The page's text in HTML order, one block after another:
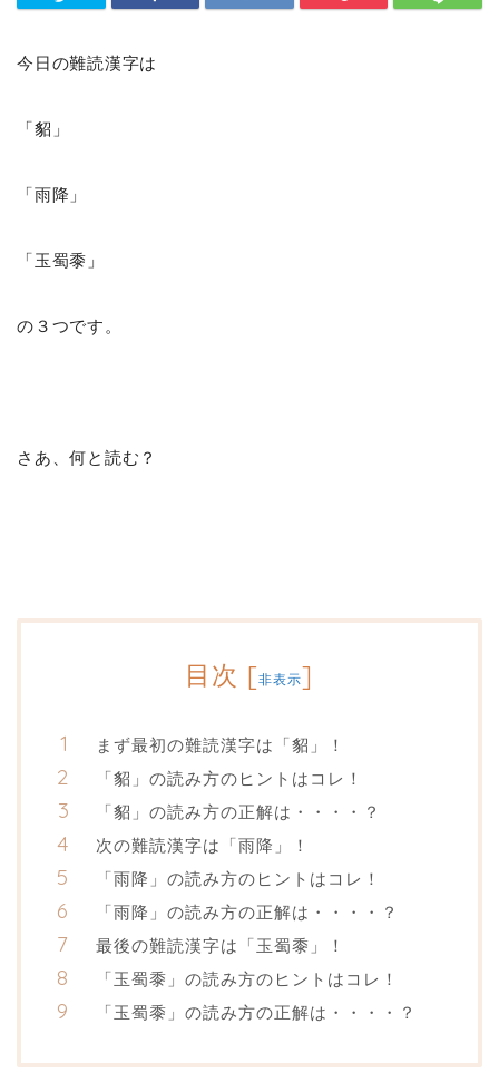
今日の難読漢字は
「貂」
「雨降」
「玉蜀黍」
の３つです。
さあ、何と読む？
目次 [非表示]
まず最初の難読漢字は「貂」！
「貂」の読み方のヒントはコレ！
「貂」の読み方の正解は・・・・？
次の難読漢字は「雨降」！
「雨降」の読み方のヒントはコレ！
「雨降」の読み方の正解は・・・・？
最後の難読漢字は「玉蜀黍」！
「玉蜀黍」の読み方のヒントはコレ！
「玉蜀黍」の読み方の正解は・・・・？